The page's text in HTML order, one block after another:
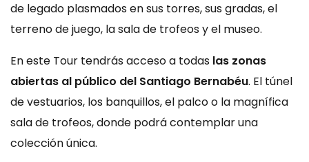
de legado plasmados en sus torres, sus gradas, el
terreno de juego, la sala de trofeos y el museo.
En este Tour tendrás acceso a todas las zonas
abiertas al público del Santiago Bernabéu. El túnel
de vestuarios, los banquillos, el palco o la magnífica
sala de trofeos, donde podrá contemplar una
colección única.